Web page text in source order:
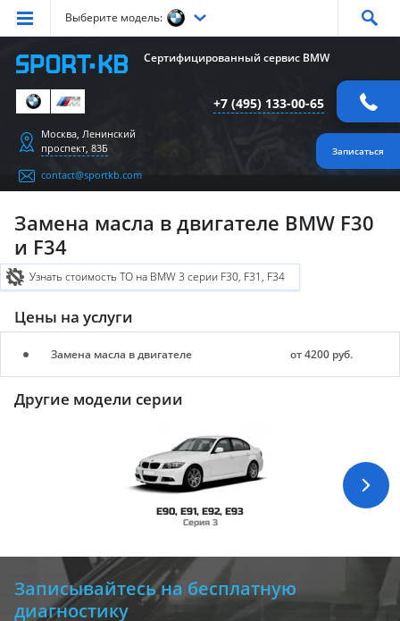
Выберите модель:
Серия Серия Серия
СерияX3
Серия X4 X6 СерияZ4 СерияM
Сертифицированный сервис BMW
+7 (495) 133-00-65
Записаться
Москва, Ленинский
проспект, 83Б
contact@sportkb.com
Замена масла в двигателе BMW F30
и F34
Узнать стоимость ТО на BMW 3 серии F30, F31, F34
Цены на услуги
Замена масла в двигателе от 4200 руб.
Другие модели серии
E90, E91, E92, E93
Серия 3
Записывайтесь на бесплатную
диагностику